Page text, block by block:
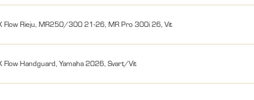
Flow Rieju, MR250/300 21-26, MR Pro 300i 26, Vit
Flow Handguard, Yamaha 2026, Svart/Vit